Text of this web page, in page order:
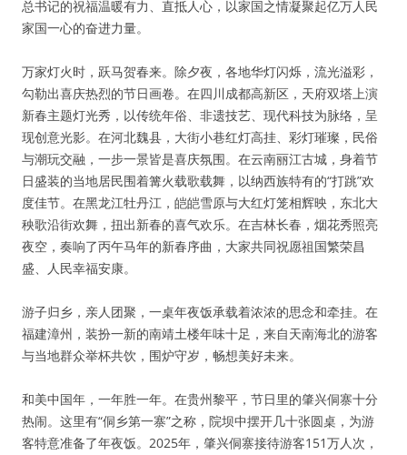
总书记的祝福温暖有力、直抵人心，以家国之情凝聚起亿万人民
家国一心的奋进力量。
万家灯火时，跃马贺春来。除夕夜，各地华灯闪烁，流光溢彩，
勾勒出喜庆热烈的节日画卷。在四川成都高新区，天府双塔上演
新春主题灯光秀，以传统年俗、非遗技艺、现代科技为脉络，呈
现创意光影。在河北魏县，大街小巷红灯高挂、彩灯璀璨，民俗
与潮玩交融，一步一景皆是喜庆氛围。在云南丽江古城，身着节
日盛装的当地居民围着篝火载歌载舞，以纳西族特有的“打跳”欢
度佳节。在黑龙江牡丹江，皑皑雪原与大红灯笼相辉映，东北大
秧歌沿街欢舞，扭出新春的喜气欢乐。在吉林长春，烟花秀照亮
夜空，奏响了丙午马年的新春序曲，大家共同祝愿祖国繁荣昌
盛、人民幸福安康。
游子归乡，亲人团聚，一桌年夜饭承载着浓浓的思念和牵挂。在
福建漳州，装扮一新的南靖土楼年味十足，来自天南海北的游客
与当地群众举杯共饮，围炉守岁，畅想美好未来。
和美中国年，一年胜一年。在贵州黎平，节日里的肇兴侗寨十分
热闹。这里有“侗乡第一寨”之称，院坝中摆开几十张圆桌，为游
客特意准备了年夜饭。2025年，肇兴侗寨接待游客151万人次，